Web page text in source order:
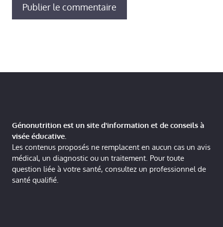
Génonutrition est un site d'information et de conseils à
visée éducative.
Les contenus proposés ne remplacent en aucun cas un avis
médical, un diagnostic ou un traitement. Pour toute
question liée à votre santé, consultez un professionnel de
santé qualifié.